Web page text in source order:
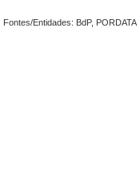
Fontes/Entidades: BdP, PORDATA